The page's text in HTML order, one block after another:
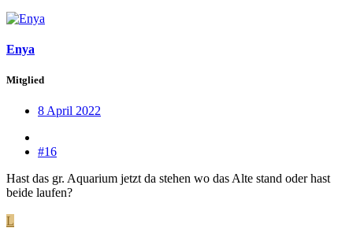
Enya
Mitglied
8 April 2022
#16
Hast das gr. Aquarium jetzt da stehen wo das Alte stand oder hast
beide laufen?
L